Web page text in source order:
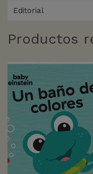
Editorial
Productos